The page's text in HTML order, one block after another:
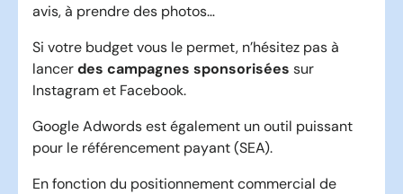
avis, à prendre des photos…
Si votre budget vous le permet, n’hésitez pas à
lancerdes campagnes sponsorisées sur
Instagram et Facebook.
Google Adwords est également un outil puissant
pour le référencement payant (SEA).
En fonction du positionnement commercial de